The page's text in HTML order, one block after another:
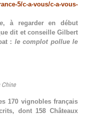
5/c-a-vous/c-a-vous-
, à regarder en début
dit et conseille Gilbert
: le complot pollue le
Chine
170 vignobles français
dont 158 Châteaux